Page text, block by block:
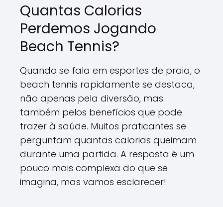
Quantas Calorias
Perdemos Jogando
Beach Tennis?
Quando se fala em esportes de praia, o
beach tennis rapidamente se destaca,
não apenas pela diversão, mas
também pelos benefícios que pode
trazer à saúde. Muitos praticantes se
perguntam quantas calorias queimam
durante uma partida. A resposta é um
pouco mais complexa do que se
imagina, mas vamos esclarecer!